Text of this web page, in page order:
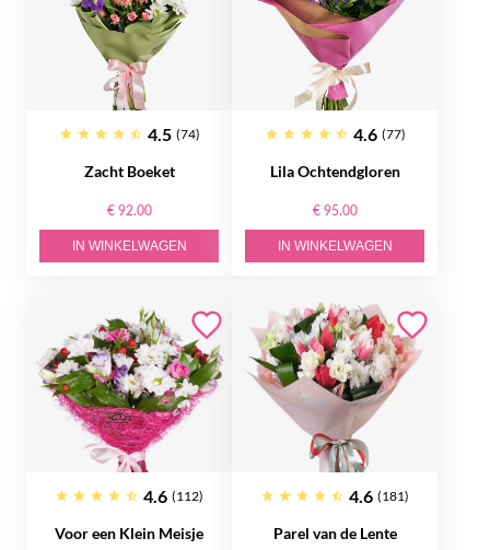
4.5 (74)
Zacht Boeket
€ 92.00
IN WINKELWAGEN
4.6 (77)
Lila Ochtendgloren
€ 95.00
IN WINKELWAGEN
4.6 (112)
Voor een Klein Meisje
4.6 (181)
Parel van de Lente